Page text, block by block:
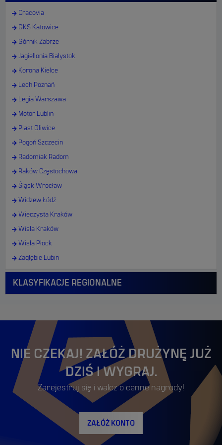
Cracovia
GKS Katowice
Górnik Zabrze
Jagiellonia Białystok
Korona Kielce
Lech Poznań
Legia Warszawa
Motor Lublin
Piast Gliwice
Pogoń Szczecin
Radomiak Radom
Raków Częstochowa
Śląsk Wrocław
Widzew Łódź
Wieczysta Kraków
Wisła Kraków
Wisła Płock
Zagłębie Lubin
KLASYFIKACJE REGIONALNE
NIE CZEKAJ! ZAŁÓŻ DRUŻYNĘ JUŻ
DZIŚ I WYGRAJ.
Zarejestruj się i walcz o cenne nagrody!
ZAŁÓŻ KONTO